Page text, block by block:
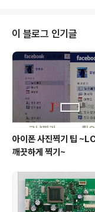
심지어는 다시 위로 올라가
생겨버린....ㅡ_-);;; 그래서,
커패시터가 떨어져있다. 윗
도 조금 깨져있고...위치상
는 아닌데... 케이스 가장자
이 블로그 인기글
아이폰 사진찍기 팁
깨끗하게 찍기~